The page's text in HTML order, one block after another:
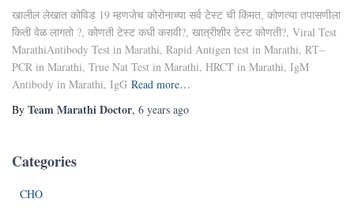
खालील लेखात कोविड 19 म्हणजेच कोरोनाच्या सर्व टेस्ट ची किंमत, कोणत्या तपासणीला
किती वेळ लागतो ?, कोणती टेस्ट कधी करावी?, खात्रीशीर टेस्ट कोणती?, Viral Test
MarathiAntibody Test in Marathi, Rapid Antigen test in Marathi, RT–
PCR in Marathi, True Nat Test in Marathi, HRCT in Marathi, IgM
Antibody in Marathi, IgG Read more…
By Team Marathi Doctor, 6 years ago
Categories
CHO